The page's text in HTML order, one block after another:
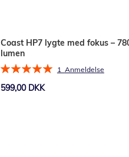
Coast HP7 lygte med fokus –
lumen
Bedømmelse:
1 Anmeldelse
599,00 DKK